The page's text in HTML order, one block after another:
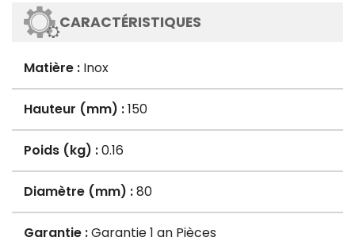
CARACTÉRISTIQUES
Matière : Inox
Hauteur (mm) :150
Poids (kg) :0.16
Diamètre (mm) :80
Garantie :Garantie 1 an Pièces